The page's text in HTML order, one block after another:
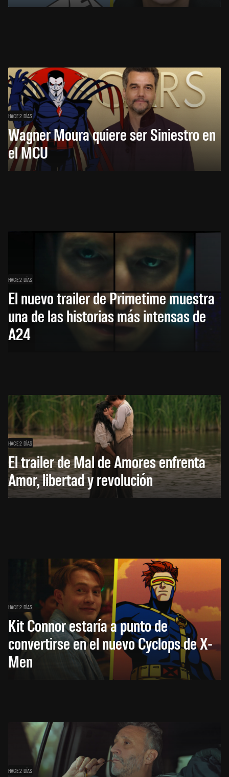
HACE 2 DÍAS
Wagner Moura quiere ser Siniestro en
el MCU
HACE 2 DÍAS
El nuevo trailer de Primetime muestra
una de las historias más intensas de
A24
HACE 2 DÍAS
El trailer de Mal de Amores enfrenta
Amor, libertad y revolución
HACE 2 DÍAS
Kit Connor estaría a punto de
convertirse en el nuevo Cyclops de X-
Men
HACE 2 DÍAS